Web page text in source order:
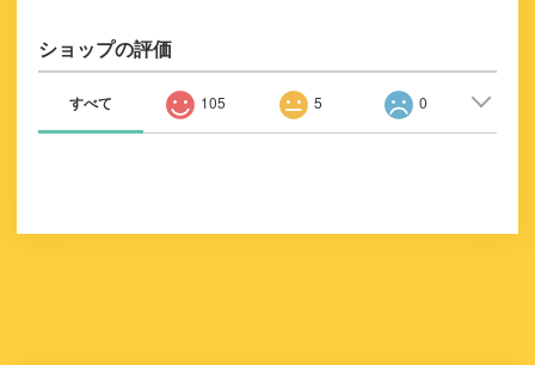
ショップの評価
すべて 105 5 0